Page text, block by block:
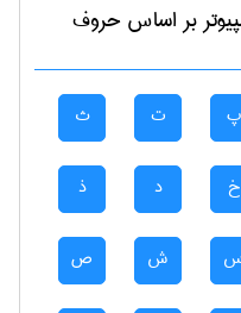
بر اساس حروف
پ ت ث
خ د ذ
ش ص